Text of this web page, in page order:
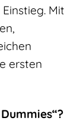
Mit
ersten